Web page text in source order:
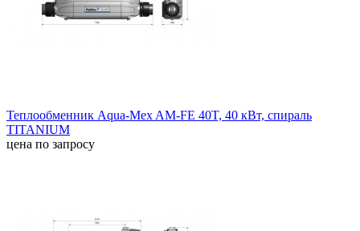
Теплообменник Aqua-Mex AM-FE 40T, 40 кВт, спираль
TITANIUM
цена по запросу